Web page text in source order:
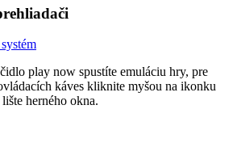
play now spustíte emuláciu hry, pre
káves kliknite myšou na ikonku
herného okna.